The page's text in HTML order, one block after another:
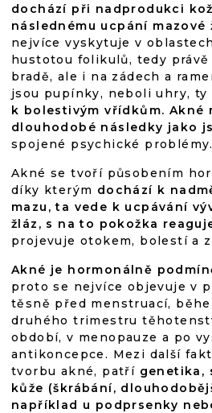
dochází při nadprodukci
následnému ucpání mazové
nejvíce vyskytuje v
hustotou folikulů, tedy právě
bradě, ale i na zádech a
jsou pupínky, neboli uhry, ty
k bolestivým vřídkům. Akné
dlouhodobé následky jako
spojené psychické problémy.
Akné se tvoří působením
díky kterým dochází k
mazu, ta vede k ucpávání
žláz, s na to pokožka
projevuje otokem, bolestí a
Akné je hormonálně
proto se nejvíce objevuje v
těsně před menstruací,
druhého trimestru
období, v menopauze a po
antikoncepce. Mezi další
tvorbu akné, patří genetika,
kůže (škrábání,
například u podprsenky